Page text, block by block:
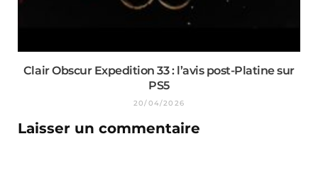
Clair Obscur Expedition 33 : l’avis post-Platine sur
PS5
20/04/2026
Laisser un commentaire